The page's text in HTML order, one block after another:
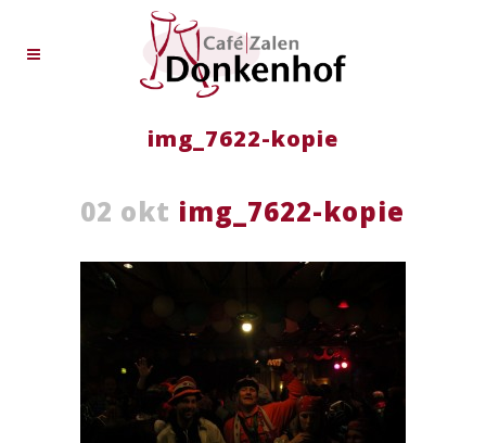
img_7622-kopie
02 okt img_7622-kopie